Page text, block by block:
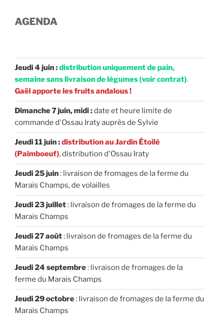
AGENDA
Jeudi 4 juin :distribution uniquement de pain,
semaine sans livraison de légumes (voir contrat).
Gaël apporte les fruits andalous !
Dimanche 7 juin, midi :date et heure limite de
commande d'Ossau Iraty auprès de Sylvie
Jeudi 11 juin :distribution au Jardin Étoilé
(Paimboeuf), distribution d'Ossau Iraty
Jeudi 25 juin: livraison de fromages de la ferme du
Marais Champs, de volailles
Jeudi 23 juillet: livraison de fromages de la ferme du
Marais Champs
Jeudi 27 août: livraison de fromages de la ferme du
Marais Champs
Jeudi 24 septembre: livraison de fromages de la
ferme du Marais Champs
Jeudi 29 octobre: livraison de fromages de la ferme du
Marais Champs